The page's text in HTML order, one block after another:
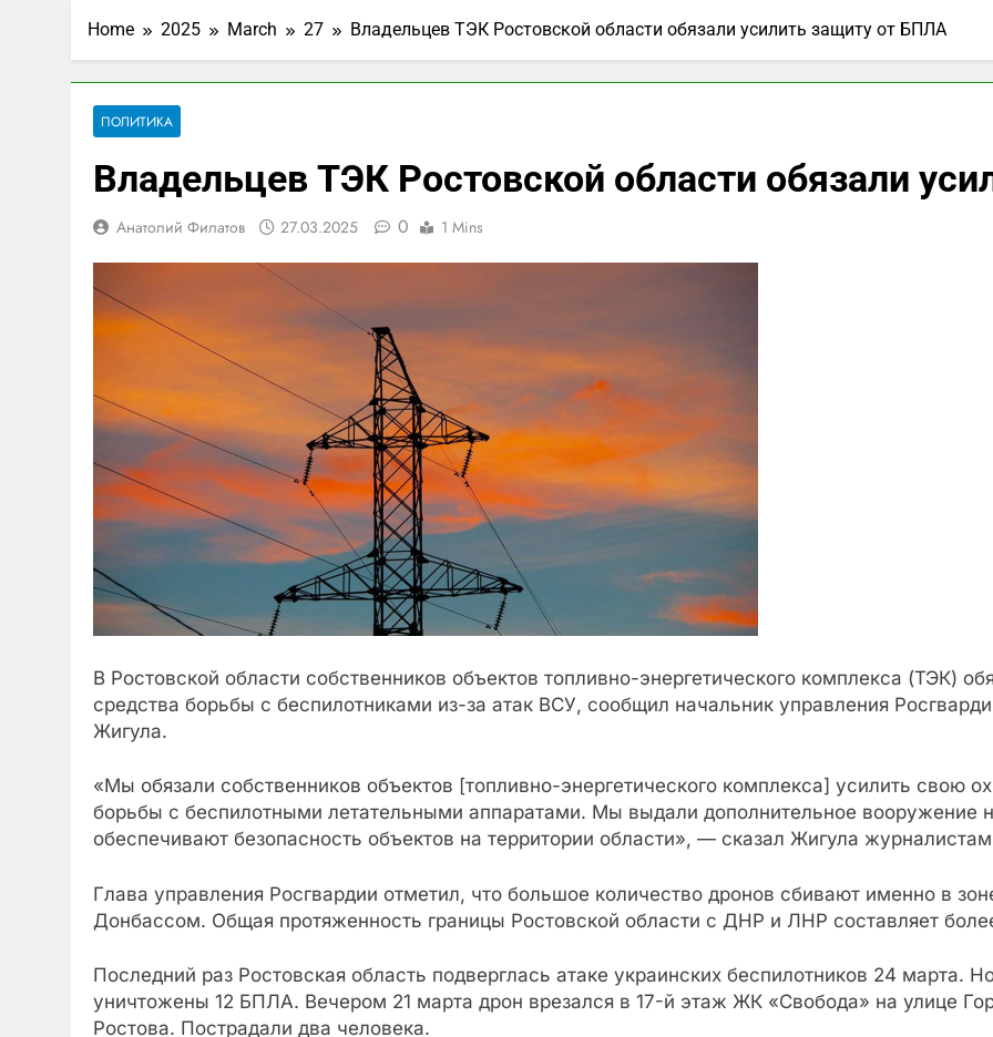
Home 2025 March 27 Владельцев ТЭК Ростовской области обязали усилить защиту от БПЛА
ПОЛИТИКА
Владельцев ТЭК Ростовской области обязали
Анатолий Филатов 27.03.2025 0 1 Mins
В Ростовской области собственников объектов топливно-энергетического комплекса (ТЭК)
средства борьбы с беспилотниками из-за атак ВСУ, сообщил начальник управления
Жигула.
«Мы обязали собственников объектов [топливно-энергетического комплекса] усилить свою
борьбы с беспилотными летательными аппаратами. Мы выдали дополнительное вооружение
обеспечивают безопасность объектов на территории области», — сказал Жигула
Глава управления Росгвардии отметил, что большое количество дронов сбивают именно в
Донбассом. Общая протяженность границы Ростовской области с ДНР и ЛНР составляет
Последний раз Ростовская область подверглась атаке украинских беспилотников 24 марта.
уничтожены 12 БПЛА. Вечером 21 марта дрон врезался в 17-й этаж ЖК «Свобода» на улице
Ростова. Пострадали два человека.